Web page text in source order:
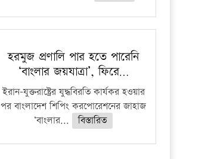
হরমুজ প্রণালি পার হতে পারেনি
‘বাংলার জয়যাত্রা’, ফিরে…
ইরান-যুক্তরাষ্ট্রের যুদ্ধবিরতি কার্যকর হওয়ার
পর বাংলাদেশ শিপিং করপোরেশনের জাহাজ
‘বাংলার...
বিস্তারিত